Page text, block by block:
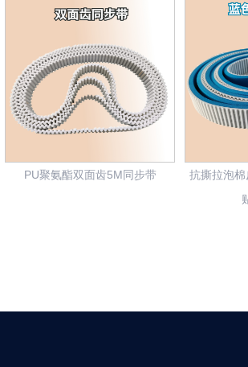
PU聚氨酯双面齿5M同步带
抗撕拉泡